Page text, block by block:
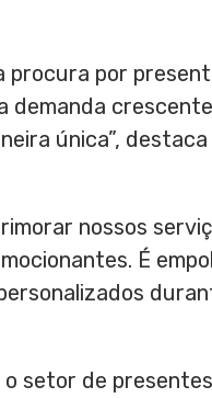
procura por
demanda
única”,
nossos
É
o setor de